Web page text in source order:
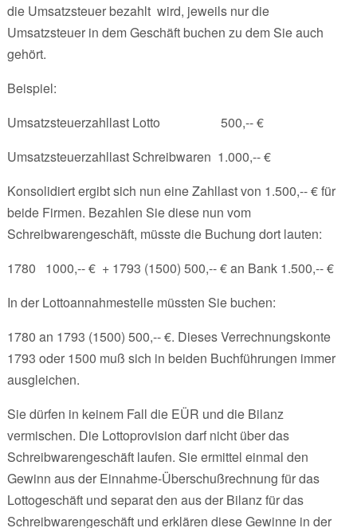
die Umsatzsteuer bezahlt wird, jeweils nur die
Umsatzsteuer in dem Geschäft buchen zu dem Sie auch
gehört.
Beispiel:
Umsatzsteuerzahllast Lotto 500,-- €
Umsatzsteuerzahllast Schreibwaren 1.000,-- €
Konsolidiert ergibt sich nun eine Zahllast von 1.500,-- € für
beide Firmen. Bezahlen Sie diese nun vom
Schreibwarengeschäft, müsste die Buchung dort lauten:
1780 1000,-- € + 1793 (1500) 500,-- € an Bank 1.500,-- €
In der Lottoannahmestelle müssten Sie buchen:
1780 an 1793 (1500) 500,-- €. Dieses Verrechnungskonte
1793 oder 1500 muß sich in beiden Buchführungen immer
ausgleichen.
Sie dürfen in keinem Fall die EÜR und die Bilanz
vermischen. Die Lottoprovision darf nicht über das
Schreibwarengeschäft laufen. Sie ermittel einmal den
Gewinn aus der Einnahme-Überschußrechnung für das
Lottogeschäft und separat den aus der Bilanz für das
Schreibwarengeschäft und erklären diese Gewinne in der